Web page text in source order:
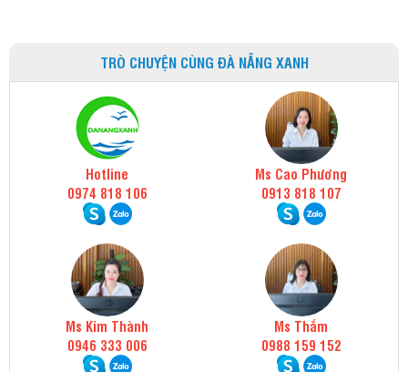
TRÒ CHUYỆN CÙNG ĐÀ NẴNG XANH
Hotline
0974 818 106
Ms Cao Phương
0913 818 107
Ms Kim Thành
0946 333 006
Ms Thắm
0988 159 152